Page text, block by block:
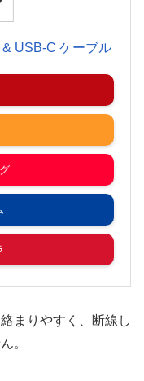
USB-C ケーブル
まりやすく、断線し
。